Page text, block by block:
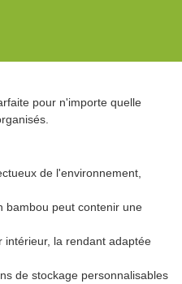
pour n'importe quelle
de l'environnement,
bambou peut contenir une
intérieur, la rendant adaptée
de stockage personnalisables